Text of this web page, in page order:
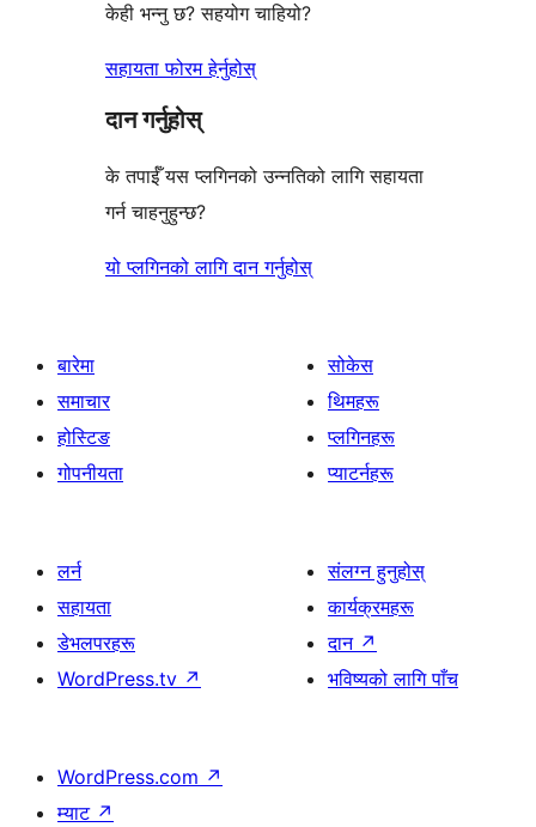
केही भन्नु छ? सहयोग चाहियो?
सहायता फोरम हेर्नुहोस्
दान गर्नुहोस्
के तपाईँ यस प्लगिनको उन्नतिको लागि सहायता
गर्न चाहनुहुन्छ?
यो प्लगिनको लागि दान गर्नुहोस्
बारेमा
समाचार
होस्टिङ
गोपनीयता
सोकेस
थिमहरू
प्लगिनहरू
प्याटर्नहरू
लर्न
सहायता
डेभलपरहरू
WordPress.tv ↗
संलग्न हुनुहोस्
कार्यक्रमहरू
दान ↗
भविष्यको लागि पाँच
WordPress.com ↗
म्याट ↗